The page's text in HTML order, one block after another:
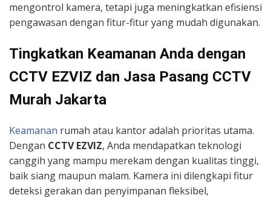
mengontrol kamera, tetapi juga meningkatkan efisiensi
pengawasan dengan fitur-fitur yang mudah digunakan.
Tingkatkan Keamanan Anda dengan
CCTV EZVIZ dan Jasa Pasang CCTV
Murah Jakarta
Keamanan rumah atau kantor adalah prioritas utama.
Dengan CCTV EZVIZ, Anda mendapatkan teknologi
canggih yang mampu merekam dengan kualitas tinggi,
baik siang maupun malam. Kamera ini dilengkapi fitur
deteksi gerakan dan penyimpanan fleksibel,